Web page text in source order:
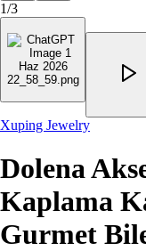
1/3
Xuping Jewelry
Dolena
Kaplama
Gurmet